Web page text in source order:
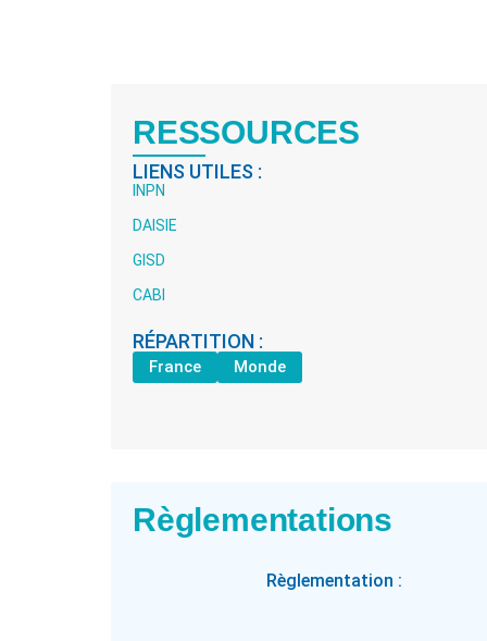
RESSOURCES
LIENS UTILES :
INPN
DAISIE
GISD
CABI
RÉPARTITION :
France Monde
Règlementations
Règlementation :